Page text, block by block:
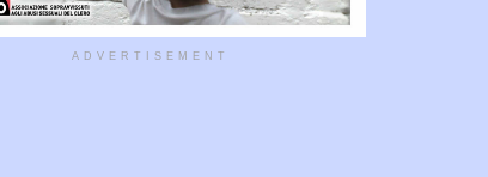
ADVERTISEMENT